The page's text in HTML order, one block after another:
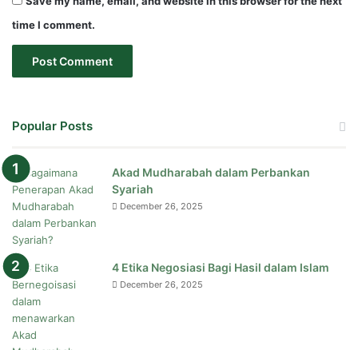
time I comment.
Popular Posts
Akad Mudharabah dalam Perbankan
Syariah
December 26, 2025
4 Etika Negosiasi Bagi Hasil dalam Islam
December 26, 2025